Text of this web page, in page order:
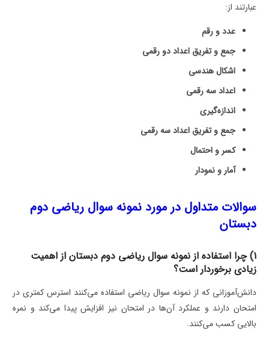
عبارتند از:
عدد و رقم
جمع و تفریق اعداد دو رقمی
اشکال هندسی
اعداد سه رقمی
اندازه‌گیری
جمع و تفریق اعداد سه رقمی
کسر و احتمال
آمار و نمودار
سوالات متداول در مورد نمونه سوال ریاضی دوم
دبستان
1) چرا استفاده از نمونه سوال ریاضی دوم دبستان از اهمیت
زیادی برخوردار است؟
دانش‌آموزانی که از نمونه سوال ریاضی استفاده می‌کنند استرس کمتری در
امتحان دارند و عملکرد آن‌ها در امتحان نیز افزایش پیدا می‌کند و نمره
بالایی کسب می‌کنند.